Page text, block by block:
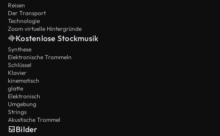
Reisen
Der Transport
Technologie
Zoom virtuelle Hintergründe
Kostenlose Stockmusik
Synthese
Elektronische Trommeln
Schlüssel
Klavier
kinematisch
glatte
Elektronisch
Umgebung
Strings
Akustische Trommel
Bilder